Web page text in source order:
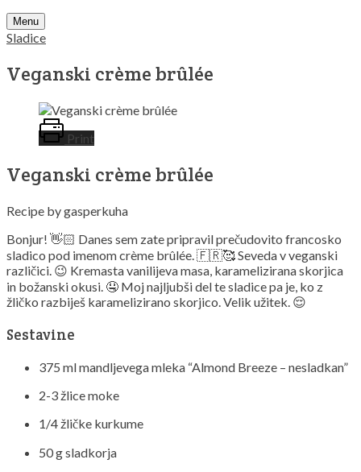
Search
Menu
Sladice
Veganski crème brûlée
Print
Veganski crème brûlée
Recipe by gasperkuha
Bonjur! 👋🏻 Danes sem zate pripravil prečudovito francosko
sladico pod imenom crème brûlée. 🇫🇷🥰 Seveda v veganski
različici. 😉 Kremasta vanilijeva masa, karamelizirana skorjica
in božanski okusi. 🤤 Moj najljubši del te sladice pa je, ko z
žličko razbiješ karamelizirano skorjico. Velik užitek. 😌
Sestavine
375 ml mandljevega mleka “Almond Breeze – nesladkan”
2-3 žlice moke
1/4 žličke kurkume
50 g sladkorja